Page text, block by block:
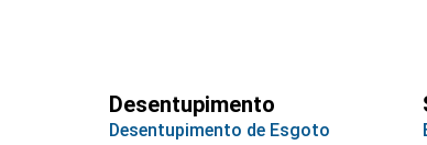
Desentupimento
Desentupimento de Esgoto